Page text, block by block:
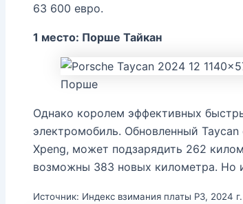
63 600 евро.
1 место: Порше Тайкан
Порше
Однако королем эффективных
электромобиль. Обновленный
Xpeng, может подзарядить 262
возможны 383 новых километра. Но
Источник: Индекс взимания платы P3, 2024 г.